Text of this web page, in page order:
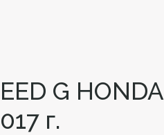
G HONDA
г.